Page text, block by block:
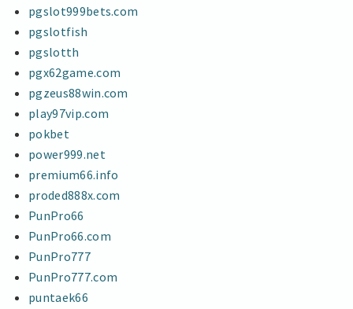
pgslot999bets.com
pgslotfish
pgslotth
pgx62game.com
pgzeus88win.com
play97vip.com
pokbet
power999.net
premium66.info
proded888x.com
PunPro66
PunPro66.com
PunPro777
PunPro777.com
puntaek66